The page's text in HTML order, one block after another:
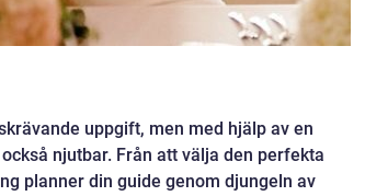
uppgift, men med hjälp av en
njutbar. Från att välja den perfekta
planner din guide genom djungeln av